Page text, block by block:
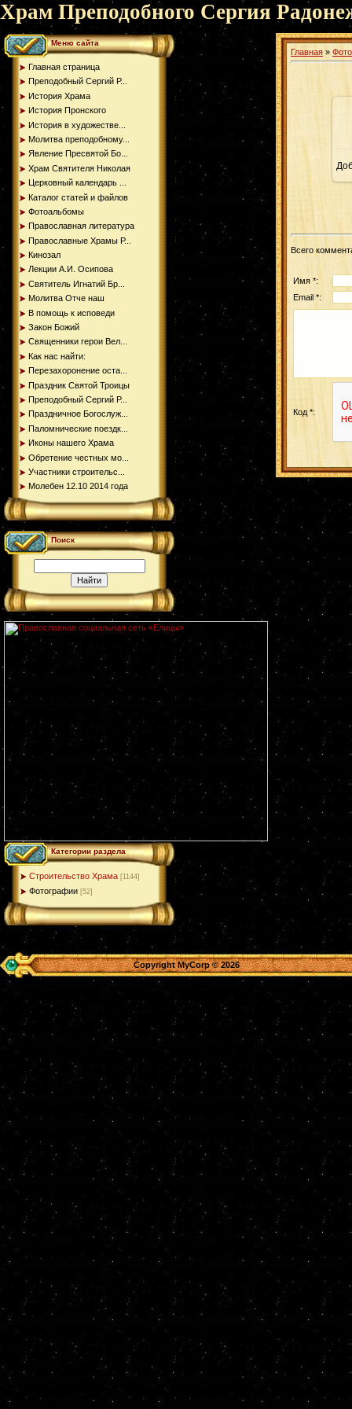
Храм Преподобного Сергия
Меню сайта
Главная страница
Преподобный Сергий Р...
История Храма
История Пронского
История в художестве...
Молитва преподобному...
Явление Пресвятой Бо...
Храм Святителя Николая
Церковный календарь ...
Каталог статей и файлов
Фотоальбомы
Православная литература
Православные Храмы Р...
Кинозал
Лекции А.И. Осипова
Святитель Игнатий Бр...
Молитва Отче наш
В помощь к исповеди
Закон Божий
Священники герои Вел...
Как нас найти:
Перезахоронение оста...
Праздник Святой Троицы
Преподобный Сергий Р...
Праздничное Богослуж...
Паломнические поездк...
Иконы нашего Храма
Обретение честных мо...
Участники строительс...
Молебен 12.10 2014 года
Поиск
Категории раздела
Строительство Храма [1144]
Фотографии [52]
Главная »
Всего
Имя *:
Email *:
Код *:
Copyright MyCorp © 2026